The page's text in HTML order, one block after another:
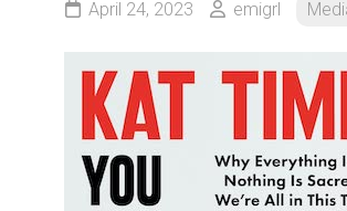
April 24, 2023 emigrl